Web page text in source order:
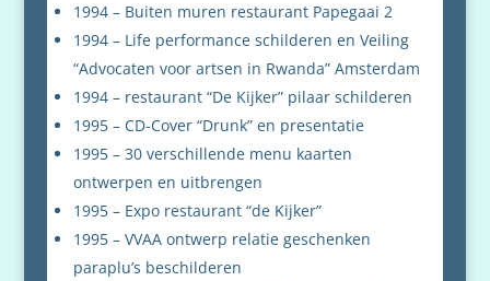
1994 – Buiten muren restaurant Papegaai 2
1994 – Life performance schilderen en Veiling
“Advocaten voor artsen in Rwanda” Amsterdam
1994 – restaurant “De Kijker” pilaar schilderen
1995 – CD-Cover “Drunk” en presentatie
1995 – 30 verschillende menu kaarten
ontwerpen en uitbrengen
1995 – Expo restaurant “de Kijker”
1995 – VVAA ontwerp relatie geschenken
paraplu’s beschilderen